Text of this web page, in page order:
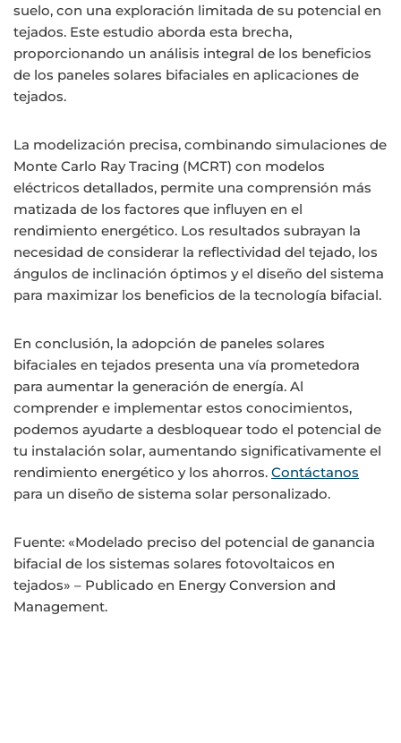
suelo, con una exploración limitada de su potencial en
tejados. Este estudio aborda esta brecha,
proporcionando un análisis integral de los beneficios
de los paneles solares bifaciales en aplicaciones de
tejados.
La modelización precisa, combinando simulaciones de
Monte Carlo Ray Tracing (MCRT) con modelos
eléctricos detallados, permite una comprensión más
matizada de los factores que influyen en el
rendimiento energético. Los resultados subrayan la
necesidad de considerar la reflectividad del tejado, los
ángulos de inclinación óptimos y el diseño del sistema
para maximizar los beneficios de la tecnología bifacial.
En conclusión, la adopción de paneles solares
bifaciales en tejados presenta una vía prometedora
para aumentar la generación de energía. Al
comprender e implementar estos conocimientos,
podemos ayudarte a desbloquear todo el potencial de
tu instalación solar, aumentando significativamente el
rendimiento energético y los ahorros. Contáctanos
para un diseño de sistema solar personalizado.
Fuente: «Modelado preciso del potencial de ganancia
bifacial de los sistemas solares fotovoltaicos en
tejados» – Publicado en Energy Conversion and
Management.